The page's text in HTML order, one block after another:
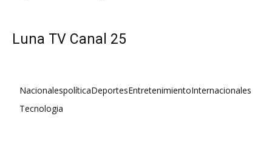
Luna TV Canal 25
NacionalespolíticaDeportesEntretenimientoInternacionales
Tecnologia